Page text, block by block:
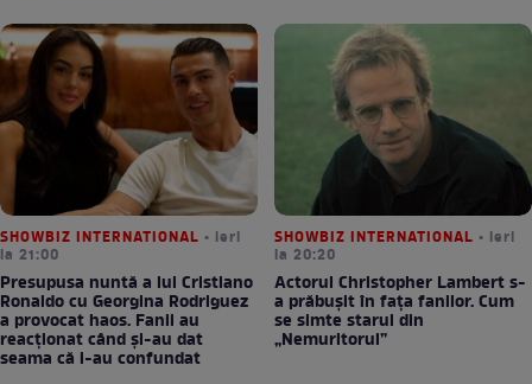
SHOWBIZ INTERNATIONAL • ieri
la 21:00
Presupusa nuntă a lui Cristiano
Ronaldo cu Georgina Rodriguez
a provocat haos. Fanii au
reacționat când și-au dat
seama că i-au confundat
SHOWBIZ INTERNATIONAL • ieri
la 20:20
Actorul Christopher Lambert s-
a prăbușit în fața fanilor. Cum
se simte starul din
„Nemuritorul”